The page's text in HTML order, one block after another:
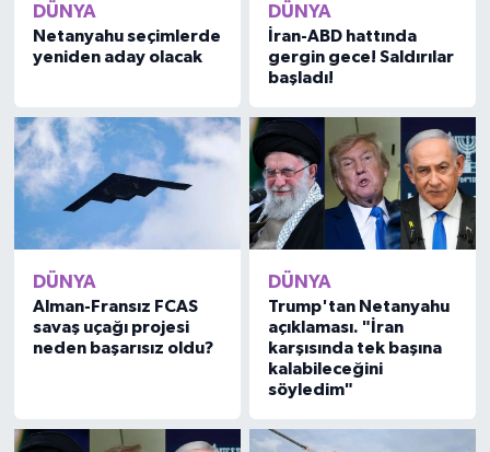
DÜNYA
Netanyahu seçimlerde
yeniden aday olacak
DÜNYA
İran-ABD hattında
gergin gece! Saldırılar
başladı!
DÜNYA
Alman-Fransız FCAS
savaş uçağı projesi
neden başarısız oldu?
DÜNYA
Trump'tan Netanyahu
açıklaması. "İran
karşısında tek başına
kalabileceğini
söyledim"